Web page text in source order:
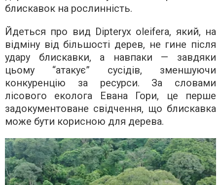
блискавок на рослинність.
Йдеться про вид Dipteryx oleifera, який, на
відміну від більшості дерев, не гине після
удару блискавки, а навпаки — завдяки
цьому “атакує” сусідів, зменшуючи
конкуренцію за ресурси. За словами
лісового еколога Евана Гори, це перше
задокументоване свідчення, що блискавка
може бути корисною для дерева.